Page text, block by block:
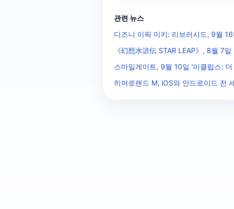
관련 뉴스
디즈니 이픽 미키: 리브러시드, 9월
《幻想水滸伝 STAR LEAP》, 8월 7
스마일게이트, 9월 10일 '이클립스:
히어로랜드 M, iOS와 안드로이드 전